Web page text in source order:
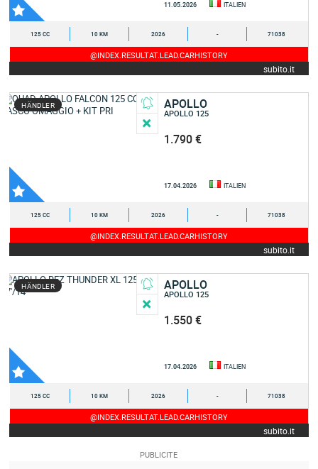
11.05.2026 ITALIEN
125 CC 10 KM 2026 - 71038
@INDEX.RESULTAT.LEAD.CARHISTORY
subito.it
HÄNDLER APOLLO
APOLLO 125
1.790 €
17.04.2026 ITALIEN
125 CC 10 KM 2026 - 71038
@INDEX.RESULTAT.LEAD.CARHISTORY
subito.it
HÄNDLER APOLLO
APOLLO 125
1.550 €
17.04.2026 ITALIEN
125 CC 10 KM 2026 - 71038
@INDEX.RESULTAT.LEAD.CARHISTORY
subito.it